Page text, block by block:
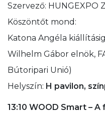
Szervező: HUNGEXPO
Köszöntőt mond:
Katona Angéla
Wilhelm Gábor elnök,
Bútoripari Unió)
Helyszín: H pavilon,
13:10 WOOD Smart –